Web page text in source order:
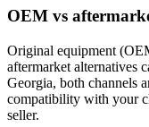
OEM vs
Original equipment
aftermarket alternatives
Georgia, both channels
compatibility with your
seller.